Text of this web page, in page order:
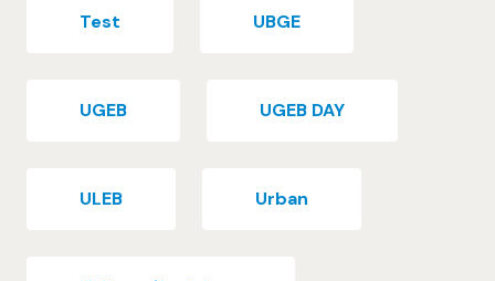
Test UBGE
UGEB UGEB DAY
ULEB Urban